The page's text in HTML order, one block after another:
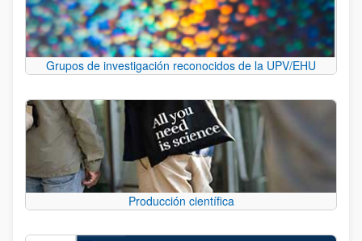
Grupos de investigación reconocidos de la UPV/EHU
Producción científica